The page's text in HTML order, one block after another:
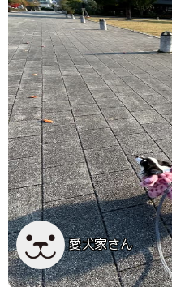
愛犬家さん